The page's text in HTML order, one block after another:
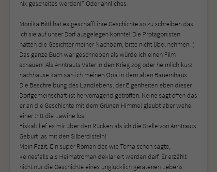
nix gescheites werden!" Oder ähnliches.
Monika Bittl hat es geschafft ihre Geschichte so zu schreiben das
ich sie auf unser Dorf ausgelegen konnte! Die Protagonisten
hatten die Gesichter meiner Nachbarn, bitte nicht übel nehmen:-)
Das ganze Buch war geschrieben als würde ich einen Film
schauen! Als Anntrauts Vater in den Krieg zog oder heimlich kurz
nachhause kam sah ich meinen Opa in dem alten Bauernhaus.
Die Beschreibung des Landlebens, der Eigenheiten eben dieser
Dorfgemeinschaft ist hervorragend getroffen. Keine sagt offen das
er an die Geschichte mit dem Grünen Himmel glaubt aber wehe
einer tritt die Lawine los.
Eiskalt lief es mir über den Rücken als ich die Stelle von Anntrauts
Geburt las mit den Silberdisteln!
Mein Fazit: Ein super Roman der, wie Toma schon sagte,
keinesfalls als Heimatroman deklariert werden darf. Er erzählt
nicht nur die Geschichte eines unglücklich geratenen Lebens